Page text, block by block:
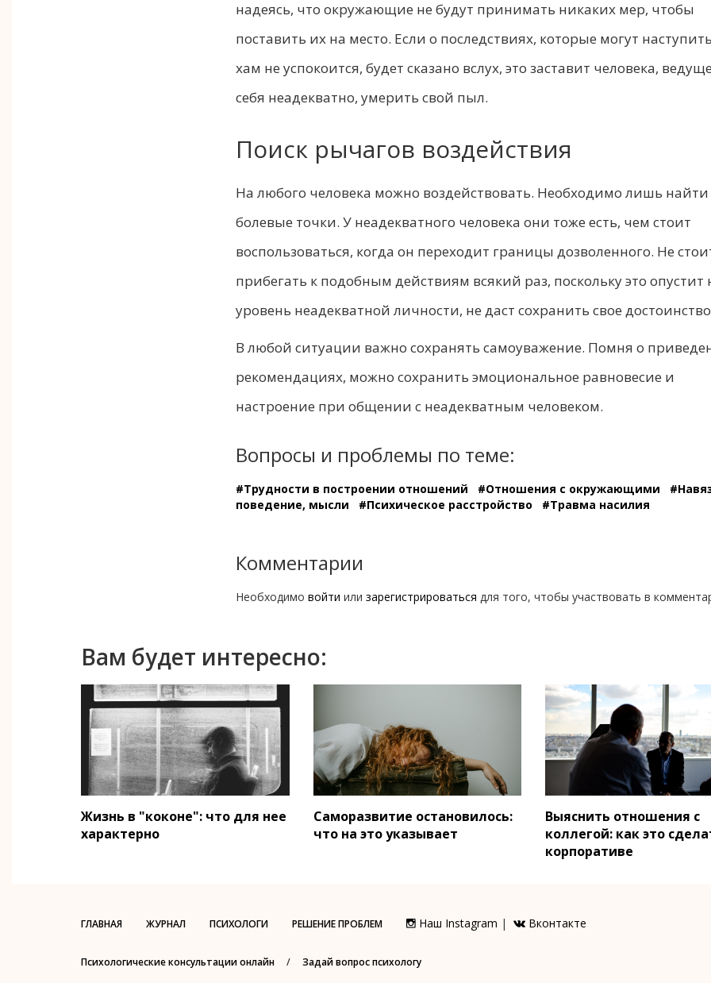
надеясь, что окружающие не будут принимать никаких мер, чтобы
поставить их на место. Если о последствиях, которые могут
хам не успокоится, будет сказано вслух, это заставит человека,
себя неадекватно, умерить свой пыл.
Поиск рычагов воздействия
На любого человека можно воздействовать. Необходимо лишь найти
болевые точки. У неадекватного человека они тоже есть, чем стоит
воспользоваться, когда он переходит границы дозволенного. Не
прибегать к подобным действиям всякий раз, поскольку это опустит
уровень неадекватной личности, не даст сохранить свое
В любой ситуации важно сохранять самоуважение. Помня о
рекомендациях, можно сохранить эмоциональное равновесие и
настроение при общении с неадекватным человеком.
Вопросы и проблемы по теме:
#Трудности в построении отношений #Отношения с окружающими
поведение, мысли
#Психическое расстройство #Травма насилия
Комментарии
Необходимо войти или зарегистрироваться для того, чтобы участвовать в
Вам будет интересно:
Жизнь в "коконе": что для нее
характерно
Саморазвитие остановилось:
что на это указывает
Выяснить отношения с
коллегой: как это
корпоративе
ГЛАВНАЯ ЖУРНАЛ ПСИХОЛОГИ РЕШЕНИЕ ПРОБЛЕМ Наш Instagram | Вконтакте
Психологические консультации онлайн / Задай вопрос психологу